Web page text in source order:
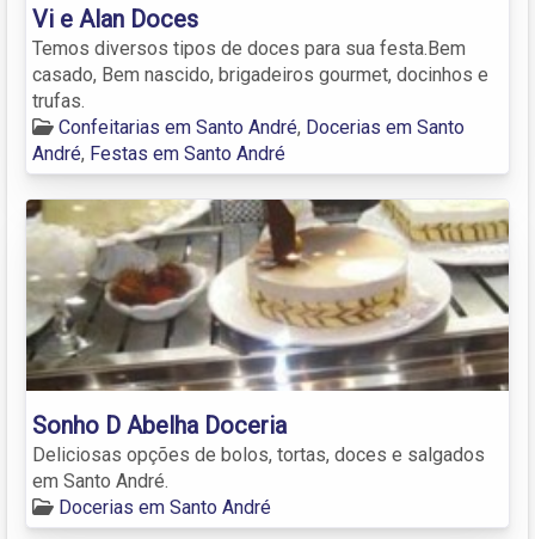
Vi e Alan Doces
Temos diversos tipos de doces para sua festa.Bem
casado, Bem nascido, brigadeiros gourmet, docinhos e
trufas.
Confeitarias em Santo André, Docerias em Santo
André, Festas em Santo André
Sonho D Abelha Doceria
Deliciosas opções de bolos, tortas, doces e salgados
em Santo André.
Docerias em Santo André